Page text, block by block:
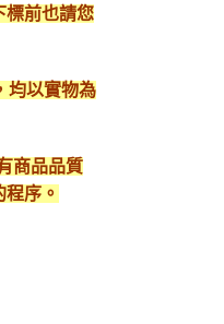
標前也請您
均以實物為
商品品質
序。